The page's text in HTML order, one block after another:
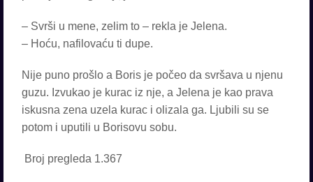
– Svrši u mene, zelim to – rekla je Jelena.
– Hoću, nafilovaću ti dupe.
Nije puno prošlo a Boris je počeo da svršava u njenu
guzu. Izvukao je kurac iz nje, a Jelena je kao prava
iskusna zena uzela kurac i olizala ga. Ljubili su se
potom i uputili u Borisovu sobu.
Broj pregleda 1.367